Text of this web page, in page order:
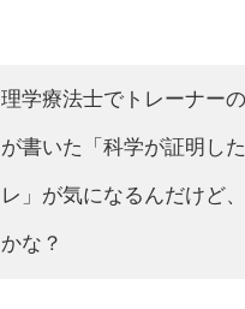
理学療法士でトレーナーの
が書いた「科学が証明し
レ」が気になるんだけど
かな？